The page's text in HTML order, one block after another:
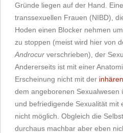
Gründe liegen auf der Hand.
transsexuellen Frauen (NIBD),
Hoden einen Blocker nehmen
zu stoppen (meist wird hier von
Androcur verschrieben), der
Andererseits ist mit einer
Erscheinung nicht mit der
dem angeborenen Sexualwesen
und befriedigende Sexualität mit
nicht möglich. Obgleich die
durchaus machbar aber eben